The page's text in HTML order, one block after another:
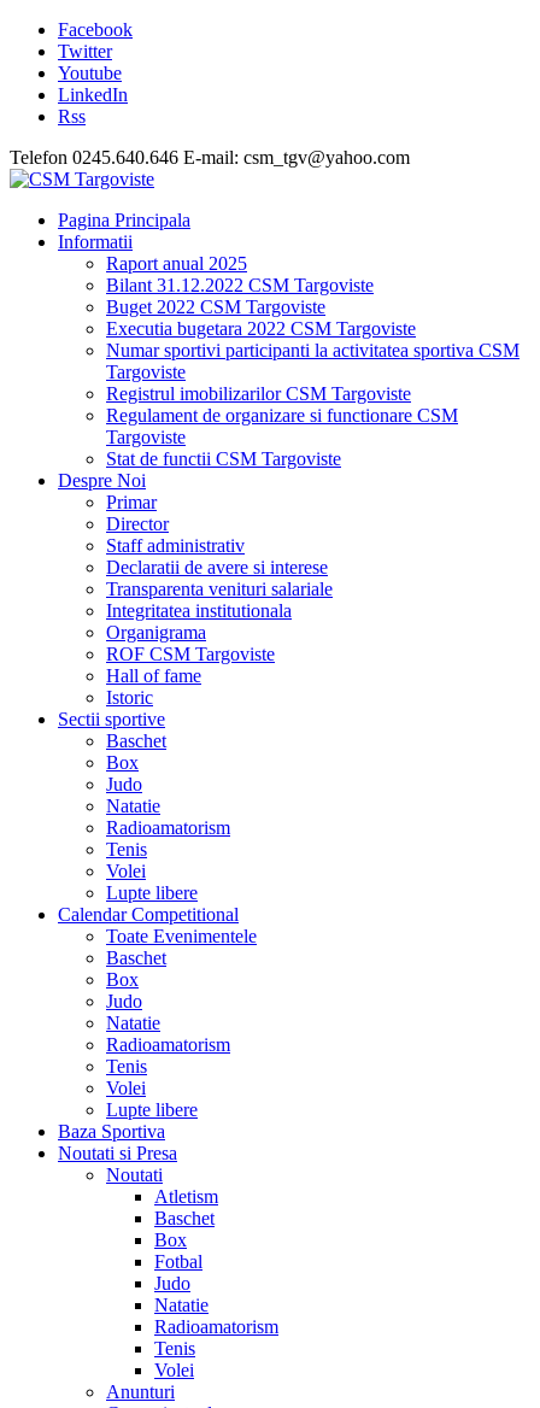
Facebook
Twitter
Youtube
LinkedIn
Rss
Telefon 0245.640.646 E-mail: csm_tgv@yahoo.com
Pagina Principala
Informatii
Raport anual 2025
Bilant 31.12.2022 CSM Targoviste
Buget 2022 CSM Targoviste
Executia bugetara 2022 CSM Targoviste
Numar sportivi participanti la activitatea sportiva CSM
Targoviste
Registrul imobilizarilor CSM Targoviste
Regulament de organizare si functionare CSM
Targoviste
Stat de functii CSM Targoviste
Despre Noi
Primar
Director
Staff administrativ
Declaratii de avere si interese
Transparenta venituri salariale
Integritatea institutionala
Organigrama
ROF CSM Targoviste
Hall of fame
Istoric
Sectii sportive
Baschet
Box
Judo
Natatie
Radioamatorism
Tenis
Volei
Lupte libere
Calendar Competitional
Toate Evenimentele
Baschet
Box
Judo
Natatie
Radioamatorism
Tenis
Volei
Lupte libere
Baza Sportiva
Noutati si Presa
Noutati
Atletism
Baschet
Box
Fotbal
Judo
Natatie
Radioamatorism
Tenis
Volei
Anunturi